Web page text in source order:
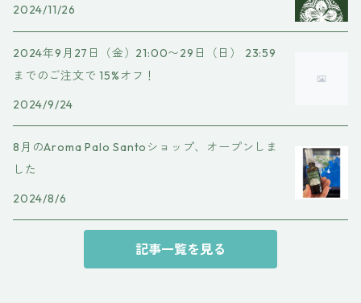
2024/11/26
2024年9月27日（金）21:00〜29日（日） 23:59
までのご注文で 15%オフ！
2024/9/24
8月のAroma Palo Santoショップ、オープンしま
した
2024/8/6
記事一覧を見る